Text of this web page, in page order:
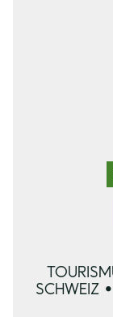
SCHWEIZ